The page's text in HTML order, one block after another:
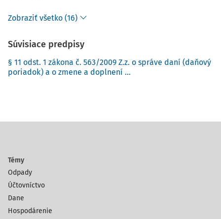
Zobraziť všetko (16)
Súvisiace predpisy
§ 11 odst. 1 zákona č. 563/2009 Z.z. o správe daní (daňový
poriadok) a o zmene a doplnení ...
Témy
Odpady
Účtovníctvo
Dane
Hospodárenie